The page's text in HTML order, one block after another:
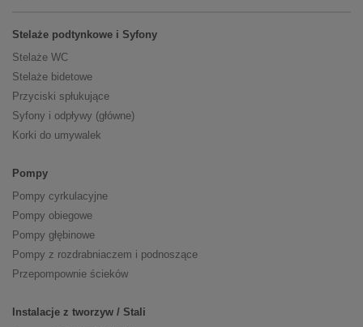
Stelaże podtynkowe i Syfony
Stelaże WC
Stelaże bidetowe
Przyciski spłukujące
Syfony i odpływy (główne)
Korki do umywalek
Pompy
Pompy cyrkulacyjne
Pompy obiegowe
Pompy głębinowe
Pompy z rozdrabniaczem i podnoszące
Przepompownie ścieków
Instalacje z tworzyw / Stali